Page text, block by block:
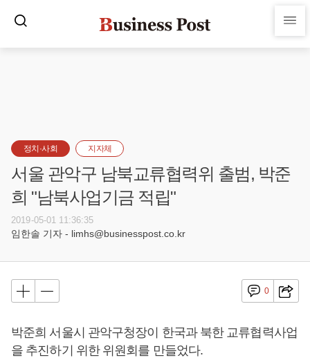
정치·사회 지자체
서울 관악구 남북교류협력위 출범, 박준
희 "남북사업기금 적립"
2019-05-01 11:36:35
임한솔 기자 - limhs@businesspost.co.kr
0
박준희 서울시 관악구청장이 한국과 북한 교류협력사업
을 추진하기 위한 위원회를 만들었다.